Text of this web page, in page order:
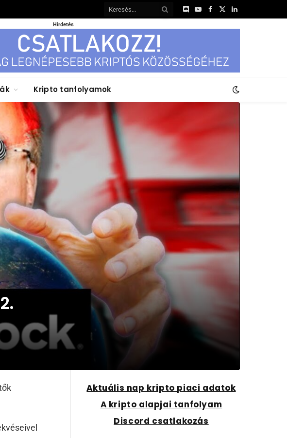
DiscordYouTube
Facebook
X
LinkedIn
Hirdetés
Kripto tanfolyamok
Aktuális nap kripto piaci adatok
A kripto alapjai tanfolyam
Discord csatlakozás